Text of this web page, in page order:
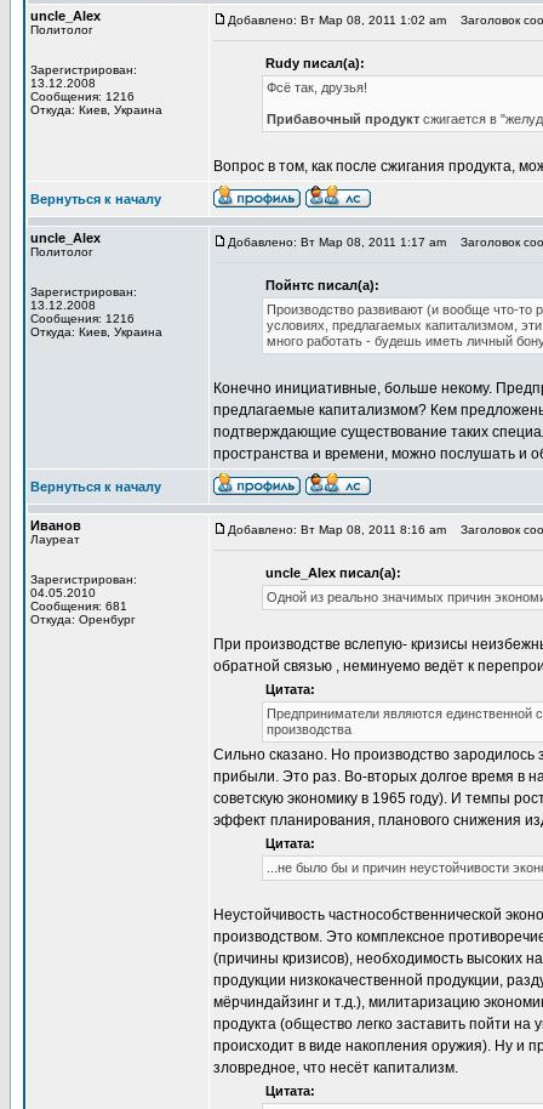
uncle_Alex
Политолог
Зарегистрирован:
13.12.2008
Сообщения: 1216
Откуда: Киев, Украина
Добавлено: Вт Мар 08, 2011 1:02 am Заголовок
Rudy писал(а):
Фсё так, друзья!
Прибавочный продукт сжигается в
Вопрос в том, как после сжигания продукта,
Вернуться к началу
uncle_Alex
Политолог
Зарегистрирован:
13.12.2008
Сообщения: 1216
Откуда: Киев, Украина
Добавлено: Вт Мар 08, 2011 1:17 am Заголовок
Пойнтс писал(а):
Производство развивают (и вообще что-
условиях, предлагаемых капитализмом,
много работать - будешь иметь личный
Конечно инициативные, больше некому.
предлагаемые капитализмом? Кем
подтверждающие существование таких
пространства и времени, можно послушать и
Вернуться к началу
Иванов
Лауреат
Зарегистрирован:
04.05.2010
Сообщения: 681
Откуда: Оренбург
Добавлено: Вт Мар 08, 2011 8:16 am Заголовок
uncle_Alex писал(а):
Одной из реально значимых причин
При производстве вслепую- кризисы
обратной связью , неминуемо ведёт к
Цитата:
Предприниматели являются
производства
Сильно сказано. Но производство
прибыли. Это раз. Во-вторых долгое время в
советскую экономику в 1965 году). И темпы
эффект планирования, планового снижения
Цитата:
...не было бы и причин неустойчивости
Неустойчивость частнособственнической
производством. Это комплексное
(причины кризисов), необходимость высоких
продукции низкокачественной продукции,
мёрчиндайзинг и т.д.), милитаризацию
продукта (общество легко заставить пойти
происходит в виде накопления оружия). Ну и
зловредное, что несёт капитализм.
Цитата: